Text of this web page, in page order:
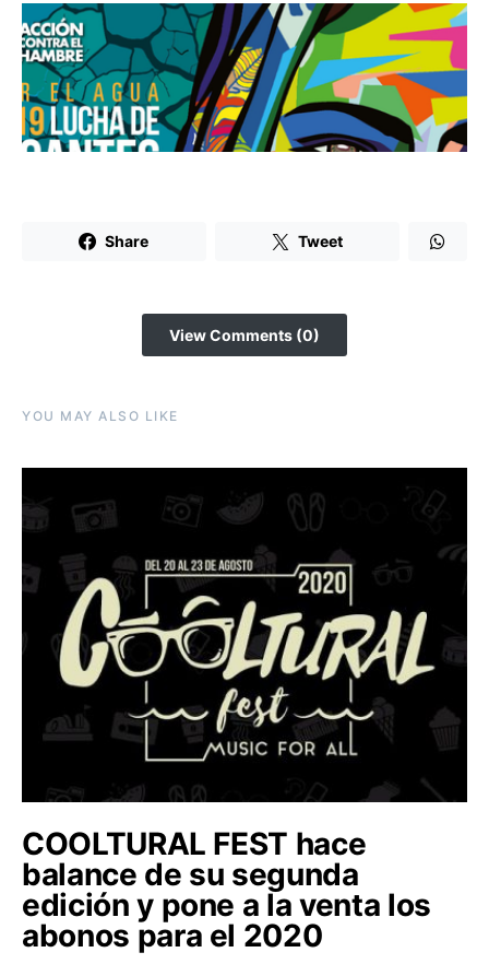
Share Tweet
View Comments (0)
YOU MAY ALSO LIKE
COOLTURAL FEST hace
balance de su segunda
edición y pone a la venta los
abonos para el 2020